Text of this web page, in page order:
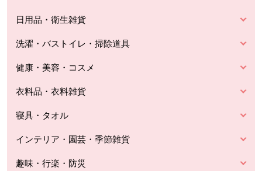
日用品・衛生雑貨
洗濯・バストイレ・掃除道具
健康・美容・コスメ
衣料品・衣料雑貨
寝具・タオル
インテリア・園芸・季節雑貨
趣味・行楽・防災